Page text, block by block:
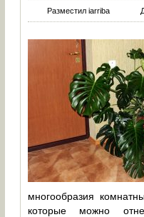
Разместил iarriba
многообразия
которые можно